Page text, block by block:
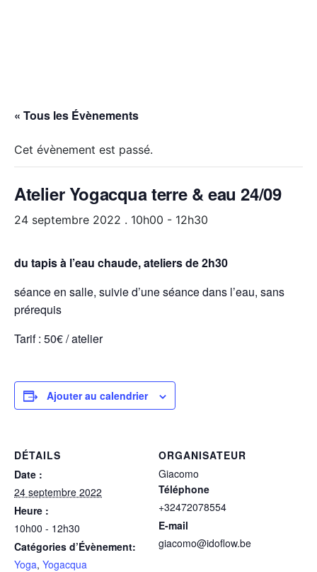
« Tous les Évènements
Cet évènement est passé.
Atelier Yogacqua terre & eau 24/09
24 septembre 2022 . 10h00 - 12h30
du tapis à l’eau chaude, ateliers de 2h30
séance en salle, suivie d’une séance dans l’eau, sans
prérequis
Tarif : 50€ / atelier
Ajouter au calendrier
DÉTAILS
Date :
24 septembre 2022
Heure :
10h00 - 12h30
Catégories d’Évènement:
Yoga, Yogacqua
ORGANISATEUR
Giacomo
Téléphone
+32472078554
E-mail
giacomo@idoflow.be